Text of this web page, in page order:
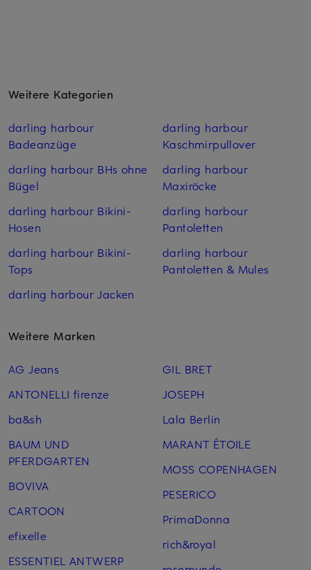
Weitere Kategorien
darling harbour
Badeanzüge
darling harbour BHs ohne
Bügel
darling harbour Bikini-
Hosen
darling harbour Bikini-
Tops
darling harbour Jacken
darling harbour
Kaschmirpullover
darling harbour
Maxiröcke
darling harbour
Pantoletten
darling harbour
Pantoletten & Mules
Weitere Marken
AG Jeans
ANTONELLI firenze
ba&sh
BAUM UND
PFERDGARTEN
BOVIVA
CARTOON
efixelle
ESSENTIEL ANTWERP
GIL BRET
JOSEPH
Lala Berlin
MARANT ÉTOILE
MOSS COPENHAGEN
PESERICO
PrimaDonna
rich&royal